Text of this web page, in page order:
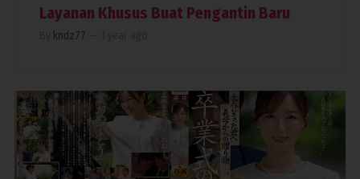
Layanan Khusus Buat Pengantin Baru
kndz77